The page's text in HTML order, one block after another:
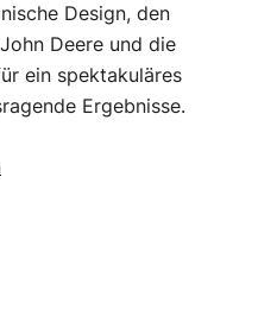
Design, den
Deere und die
ein spektakuläres
Ergebnisse.